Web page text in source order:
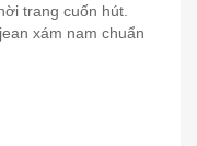
trang cuốn hút.
xám nam chuẩn